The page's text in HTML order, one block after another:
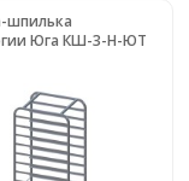
шпилька
Юга КШ-3-Н-ЮТ